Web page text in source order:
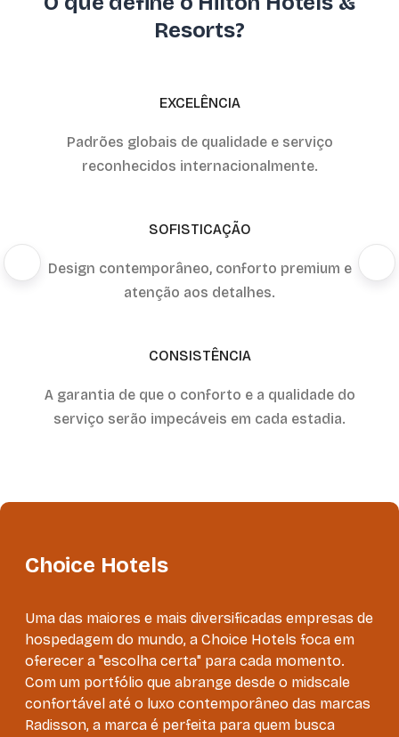
Resorts?
EXCELÊNCIA
Padrões globais de qualidade e serviço
reconhecidos internacionalmente.
SOFISTICAÇÃO
Design contemporâneo, conforto premium e
atenção aos detalhes.
CONSISTÊNCIA
A garantia de que o conforto e a qualidade do
serviço serão impecáveis em cada estadia.
Choice Hotels
Uma das maiores e mais diversificadas empresas de
hospedagem do mundo, a Choice Hotels foca em
oferecer a "escolha certa" para cada momento.
Com um portfólio que abrange desde o midscale
confortável até o luxo contemporâneo das marcas
Radisson, a marca é perfeita para quem busca